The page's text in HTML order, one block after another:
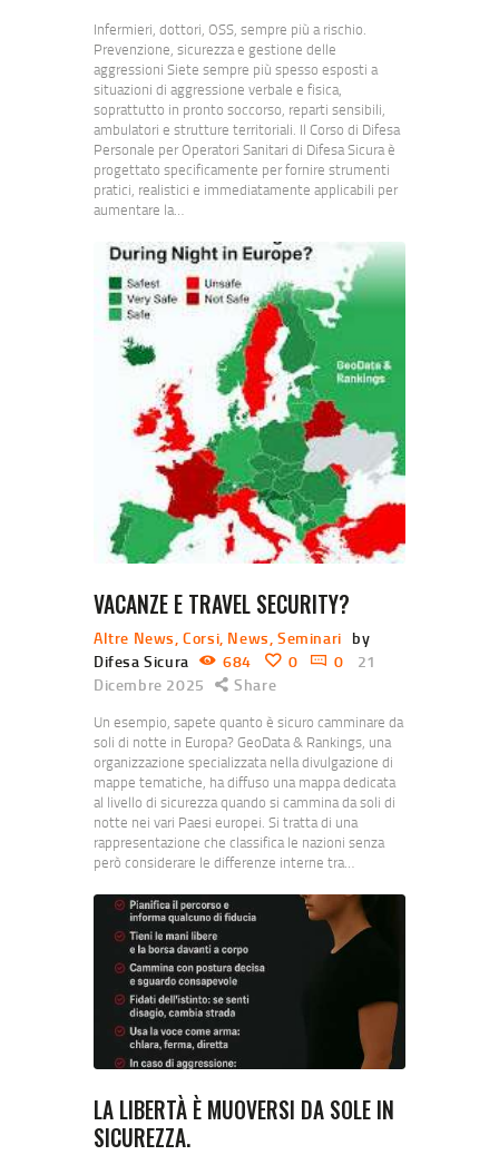
Infermieri, dottori, OSS, sempre più a rischio.
Prevenzione, sicurezza e gestione delle
aggressioni Siete sempre più spesso esposti a
situazioni di aggressione verbale e fisica,
soprattutto in pronto soccorso, reparti sensibili,
ambulatori e strutture territoriali. Il Corso di Difesa
Personale per Operatori Sanitari di Difesa Sicura è
progettato specificamente per fornire strumenti
pratici, realistici e immediatamente applicabili per
aumentare la…
VACANZE E TRAVEL SECURITY?
Altre News,Corsi, News,Seminari by
Difesa Sicura
684 0 0
21
Dicembre 2025
Share
Un esempio, sapete quanto è sicuro camminare da
soli di notte in Europa? GeoData & Rankings, una
organizzazione specializzata nella divulgazione di
mappe tematiche, ha diffuso una mappa dedicata
al livello di sicurezza quando si cammina da soli di
notte nei vari Paesi europei. Si tratta di una
rappresentazione che classifica le nazioni senza
però considerare le differenze interne tra…
LA LIBERTÀ È MUOVERSI DA SOLE IN
SICUREZZA.